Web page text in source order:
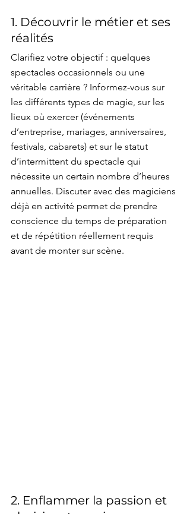
1. Découvrir le métier et ses
réalités
Clarifiez votre objectif : quelques
spectacles occasionnels ou une
véritable carrière ? Informez-vous sur
les différents types de magie, sur les
lieux où exercer (événements
d’entreprise, mariages, anniversaires,
festivals, cabarets) et sur le statut
d’intermittent du spectacle qui
nécessite un certain nombre d’heures
annuelles. Discuter avec des magiciens
déjà en activité permet de prendre
conscience du temps de préparation
et de répétition réellement requis
avant de monter sur scène.
2. Enflammer la passion et